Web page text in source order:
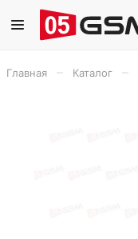
Главная Каталог